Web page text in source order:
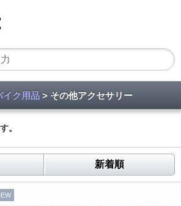
イク用品> その他アクセサリー
。
新着順